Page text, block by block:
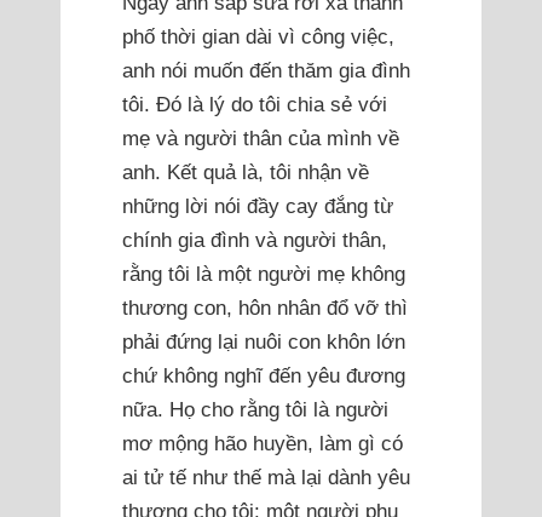
phố thời gian dài vì công việc,
anh nói muốn đến thăm gia đình
tôi. Đó là lý do tôi chia sẻ với
mẹ và người thân của mình về
anh. Kết quả là, tôi nhận về
những lời nói đầy cay đắng từ
chính gia đình và người thân,
rằng tôi là một người mẹ không
thương con, hôn nhân đổ vỡ thì
phải đứng lại nuôi con khôn lớn
chứ không nghĩ đến yêu đương
nữa. Họ cho rằng tôi là người
mơ mộng hão huyền, làm gì có
ai tử tế như thế mà lại dành yêu
thương cho tôi: một người phụ